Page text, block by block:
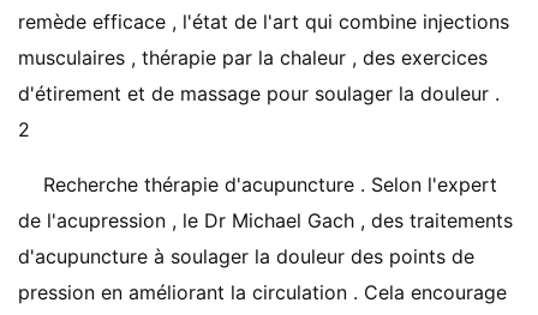
remède efficace , l'état de l'art qui combine injections
musculaires , thérapie par la chaleur , des exercices
d'étirement et de massage pour soulager la douleur .
2
Recherche thérapie d'acupuncture . Selon l'expert
de l'acupression , le Dr Michael Gach , des traitements
d'acupuncture à soulager la douleur des points de
pression en améliorant la circulation . Cela encourage